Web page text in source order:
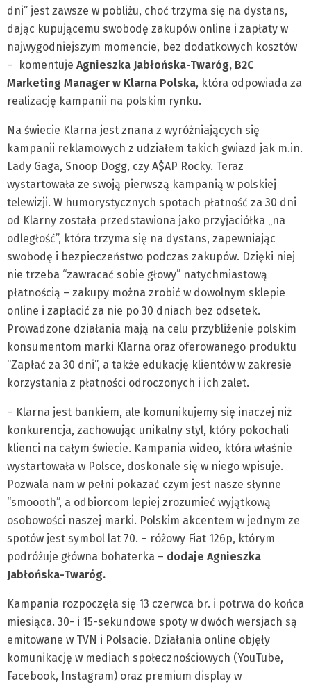
dni” jest zawsze w pobliżu, choć trzyma się na dystans,
dając kupującemu swobodę zakupów online i zapłaty w
najwygodniejszym momencie, bez dodatkowych kosztów
– komentuje Agnieszka Jabłońska-Twaróg, B2C
Marketing Manager w Klarna Polska, która odpowiada za
realizację kampanii na polskim rynku.
Na świecie Klarna jest znana z wyróżniających się
kampanii reklamowych z udziałem takich gwiazd jak m.in.
Lady Gaga, Snoop Dogg, czy A$AP Rocky. Teraz
wystartowała ze swoją pierwszą kampanią w polskiej
telewizji. W humorystycznych spotach płatność za 30 dni
od Klarny została przedstawiona jako przyjaciółka „na
odległość”, która trzyma się na dystans, zapewniając
swobodę i bezpieczeństwo podczas zakupów. Dzięki niej
nie trzeba “zawracać sobie głowy” natychmiastową
płatnością – zakupy można zrobić w dowolnym sklepie
online i zapłacić za nie po 30 dniach bez odsetek.
Prowadzone działania mają na celu przybliżenie polskim
konsumentom marki Klarna oraz oferowanego produktu
“Zapłać za 30 dni”, a także edukację klientów w zakresie
korzystania z płatności odroczonych i ich zalet.
– Klarna jest bankiem, ale komunikujemy się inaczej niż
konkurencja, zachowując unikalny styl, który pokochali
klienci na całym świecie. Kampania wideo, która właśnie
wystartowała w Polsce, doskonale się w niego wpisuje.
Pozwala nam w pełni pokazać czym jest nasze słynne
“smoooth”, a odbiorcom lepiej zrozumieć wyjątkową
osobowości naszej marki. Polskim akcentem w jednym ze
spotów jest symbol lat 70. – różowy Fiat 126p, którym
podróżuje główna bohaterka – dodaje Agnieszka
Jabłońska-Twaróg.
Kampania rozpoczęła się 13 czerwca br. i potrwa do końca
miesiąca. 30- i 15-sekundowe spoty w dwóch wersjach są
emitowane w TVN i Polsacie. Działania online objęły
komunikację w mediach społecznościowych (YouTube,
Facebook, Instagram) oraz premium display w